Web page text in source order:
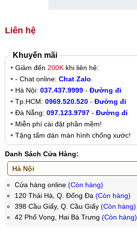
Liên hệ
Khuyến mãi
Giảm đến 200K khi liên hệ:
- Chat online: Chat Zalo
Hà Nội: 037.437.9999 - Đường đi
Tp.HCM: 0969.520.520 - Đường đi
Đà Nẵng: 097.123.9797 - Đường đi
Miễn phí cài đặt phần mềm!
Tặng tấm dán màn hình chống xước!
Danh Sách Cửa Hàng:
Cửa hàng online (Còn hàng)
120 Thái Hà, Q. Đống Đa (Còn hàng)
398 Cầu Giấy, Q. Cầu Giấy (Còn hàng)
42 Phố Vọng, Hai Bà Trưng (Còn hàng)